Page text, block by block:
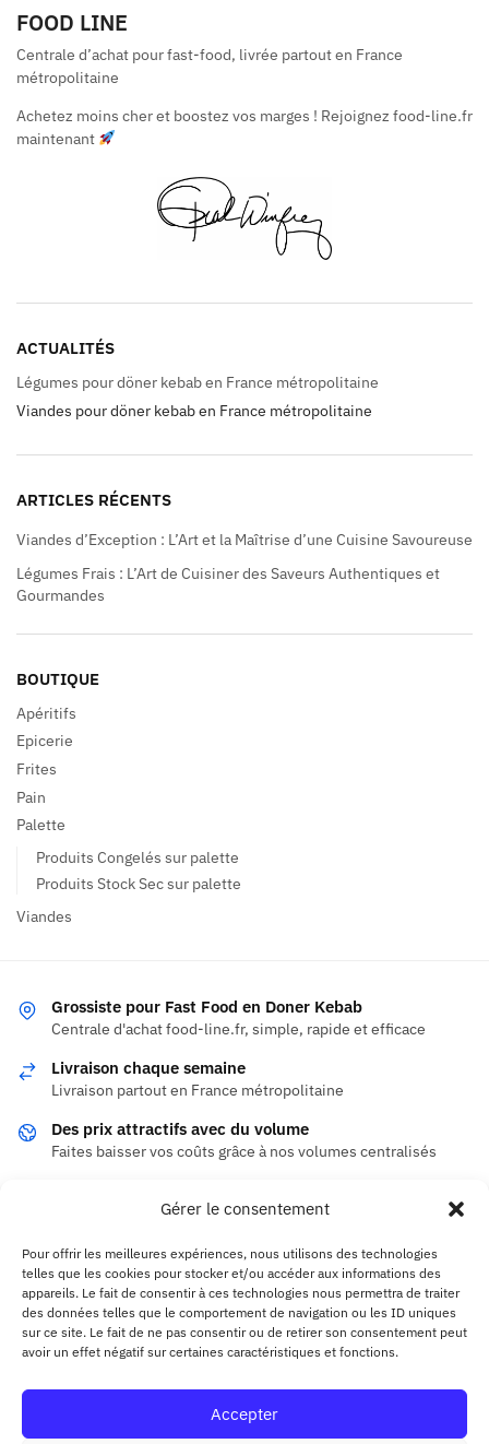
Gérer le consentement
Pour offrir les meilleures expériences, nous utilisons des technologies
telles que les cookies pour stocker et/ou accéder aux informations des
appareils. Le fait de consentir à ces technologies nous permettra de traiter
des données telles que le comportement de navigation ou les ID uniques
sur ce site. Le fait de ne pas consentir ou de retirer son consentement peut
avoir un effet négatif sur certaines caractéristiques et fonctions.
Accepter
FOOD LINE
Centrale d’achat pour fast-food, livrée partout en France
métropolitaine
Achetez moins cher et boostez vos marges ! Rejoignez food-line.fr
maintenant
ACTUALITÉS
Légumes pour döner kebab en France métropolitaine
Viandes pour döner kebab en France métropolitaine
ARTICLES RÉCENTS
Viandes d’Exception : L’Art et la Maîtrise d’une Cuisine Savoureuse
Légumes Frais : L’Art de Cuisiner des Saveurs Authentiques et
Gourmandes
BOUTIQUE
Apéritifs
Epicerie
Frites
Pain
Palette
Produits Congelés sur palette
Produits Stock Sec sur palette
Viandes
Grossiste pour Fast Food en Doner Kebab
Centrale d'achat food-line.fr, simple, rapide et efficace
Livraison chaque semaine
Livraison partout en France métropolitaine
Des prix attractifs avec du volume
Faites baisser vos coûts grâce à nos volumes centralisés
MasterCard / Visa
INFORMATIONS LÉGALES
Politique de confidentialité
Contact